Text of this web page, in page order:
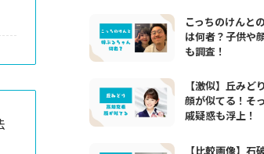
こっちのけんと
は何者？子供や
も調査！
【激似】丘みど
顔が似てる！そ
戚疑惑も浮上！
【比較画像】石